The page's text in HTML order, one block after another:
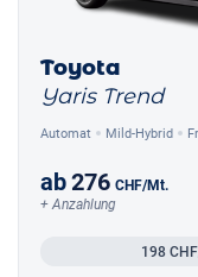
Toyota
Yaris Trend
Automat Mild-Hybrid
ab276 CHF/Mt.
+ Anzahlung
198